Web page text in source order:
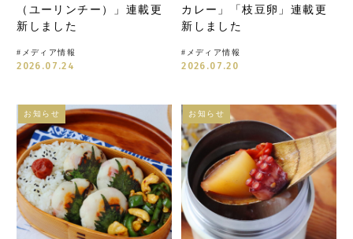
（ユーリンチー）」連載更
新しました
# メディア情報
2026.07.24
カレー」「枝豆卵」連載更
新しました
# メディア情報
2026.07.20
お知らせ お知らせ